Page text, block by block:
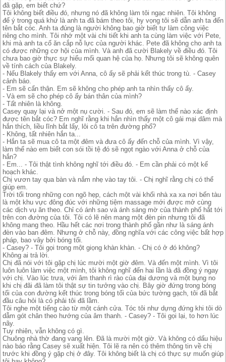
đã gặp, em biết chứ?
Tôi không biết điều đó, nhưng nó đã không làm tôi ngạc nhiên. Tôi không
để ý trong quá khứ là anh ta đã bám theo tôi, hy vọng tôi sẽ dẫn anh ta đến
tên bắt cóc. Anh ta đúng là người không bao giờ biết tự làm công việc
riêng cho mình. Tôi nhớ một vài chi tiết khi anh ta cùng làm việc với Pete,
khi mà anh ta cố ăn cắp nỗ lực của người khác. Pete đã không cho anh ta
có được những cơ hội của mình. Và anh đã cười Blakely về điều đó. Tôi
chưa bao giờ thực sự hiểu mối quan hệ của họ. Nhưng tôi sẽ không quên
về tính cách của Blakely.
- Nếu Blakely thấy em với Anna, cô ấy sẽ phải kết thúc trong tù. - Casey
cảnh báo.
- Em sẽ cẩn thận. Em sẽ không cho phép anh ta nhìn thấy cô ấy.
- Và em sẽ cho phép cô ấy bán thân của mình?
- Tất nhiên là không.
Casey quay lại và nở một nụ cười. - Sau đó, em sẽ làm thế nào xác định
được tên bắt cóc? Em nghĩ rằng khi hắn nhìn thấy một cô gái mại dâm mà
hắn thích, liều lĩnh bắt lấy, lôi cô ta trên đường phố?
- Không, tất nhiên hắn ta...
- Hắn ta sẽ mua cô ta một đêm và đưa cô ấy đến chỗ của mình. Vì vậy,
làm thế nào em biết con sói tồi tệ đó sẽ ngọt ngào với Anna ở chỗ của
hắn?
- Em... - Tôi thật tình không nghĩ tới điều đó. - Em cần phải có một kế
hoạch khác.
Chị vươn tay qua bàn và nắm nhẹ vào tay tôi. - Chị nghĩ rằng chị có thể
giúp em.
Trời tối trong những con ngõ hẹp, cách một vài khối nhà xa xa nơi bến tàu
là một khu vực đông đúc với những tiệm massage mới được mở cùng
các dịch vụ ăn theo. Chỉ có ánh sao và ánh sáng mờ của thành phố hắt tới
trên con đường của tôi. Tôi có lẽ nên mang một đèn pin nhưng tôi đã
không mang theo. Hầu hết các nơi trong thành phố gần như là sáng ánh
đèn vào ban đêm. Nhưng ở chỗ này, đồng nghĩa với các công việc bất hợp
pháp, bao vây bởi bóng tối.
- Casey? - Tôi gọi trong một giọng khàn khàn. - Chị có ở đó không?
Không ai trả lời.
Chị đã nói với tôi gặp chị lúc mười một giờ đêm. Và đến một mình. Vì tôi
luôn luôn làm việc một mình, tôi không nghĩ đến hai lần là đã đồng ý ngay
với chị. Vào lúc trưa, với âm thanh rì rào của đại dương và một bụng no
khi chị đãi đã làm tôi thật sự tin tưởng vào chị. Bây giờ đứng trong bóng
tối của con đường kết thúc trong bóng tối của bức tường gạch, tôi đã bắt
đầu câu hỏi là có phải tôi đã lầm.
Tôi nghe một tiếng cào từ một cánh cửa. Tóc tôi như dựng đứng khi tôi dò
dẫm gót chân theo hướng của âm thanh. - Casey? - Tôi gọi lại, to hơn lúc
nãy.
Tuy nhiên, vẫn không có gì.
Chuông nhà thờ đang vang lên. Đã là mười một giờ. Và không có dấu hiệu
nào báo rằng Casey sẽ xuất hiện. Tôi lẽ ra nên có thêm thông tin về chị
trước khi đồng ý gặp chị ở đây. Tôi không biết là chị có thực sự muốn giúp